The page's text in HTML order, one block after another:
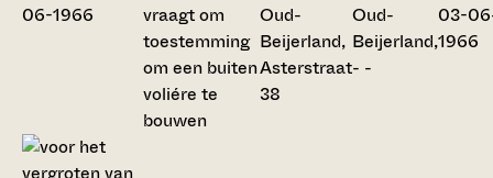
vraagt om
toestemming
om een buiten
voliére te
bouwen
Oud-
Beijerland,
Asterstraat
38
Oud-
Beijerland,
- -
03-
1966